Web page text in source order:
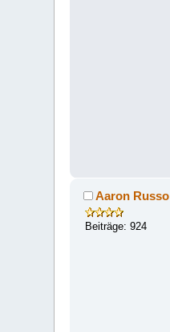
Aaron Russo
Beiträge: 924